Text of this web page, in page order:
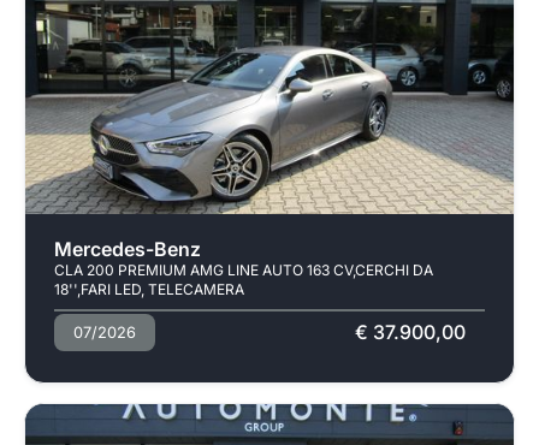
Mercedes-Benz
CLA 200 PREMIUM AMG LINE AUTO 163 CV,CERCHI DA
18'',FARI LED, TELECAMERA
07/2026 € 37.900,00